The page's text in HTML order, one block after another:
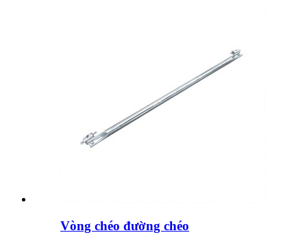
Vòng chéo đường chéo